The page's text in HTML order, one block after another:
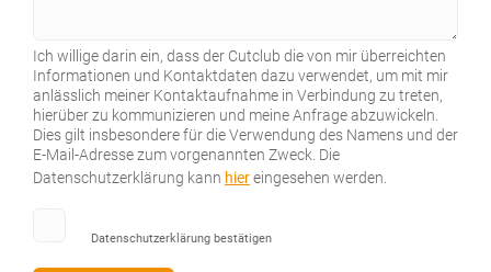
Ich willige darin ein, dass der Cutclub die von mir überreichten
Informationen und Kontaktdaten dazu verwendet, um mit mir
anlässlich meiner Kontaktaufnahme in Verbindung zu treten,
hierüber zu kommunizieren und meine Anfrage abzuwickeln.
Dies gilt insbesondere für die Verwendung des Namens und der
E-Mail-Adresse zum vorgenannten Zweck. Die
Datenschutzerklärung kann hiereingesehen werden.
Datenschutzerklärung bestätigen